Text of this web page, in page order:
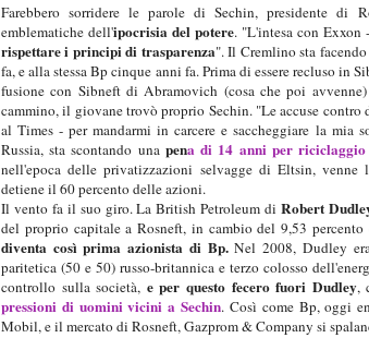
Farebbero sorridere le parole di Sechin, presidente di
emblematiche dell'ipocrisia del potere. "L'intesa con Exxon
rispettare i principi di trasparenza". Il Cremlino sta
fa, e alla stessa Bp cinque anni fa. Prima di essere recluso in
fusione con Sibneft di Abramovich (cosa che poi
cammino, il giovane trovò proprio Sechin. "Le accuse contro
al Times - per mandarmi in carcere e saccheggiare la
Russia, sta scontando una pena di 14 anni per riciclaggio
nell'epoca delle privatizzazioni selvagge di Eltsin, venne
detiene il 60 percento delle azioni.
Il vento fa il suo giro. La British Petroleum di Robert
del proprio capitale a Rosneft, in cambio del 9,53 percento
diventa così prima azionista di Bp.Nel 2008, Dudley
paritetica (50 e 50) russo-britannica e terzo colosso
controllo sulla società, e per questo fecero fuori Dudley,
pressioni di uomini vicini a Sechin. Così come Bp, oggi
Mobil, e il mercato di Rosneft, Gazprom & Company si